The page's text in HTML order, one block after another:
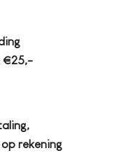
€25,-
rekening